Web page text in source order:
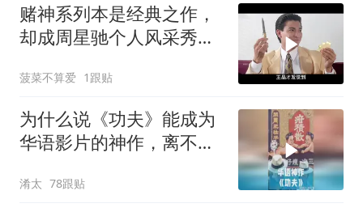
赌神系列本是经典之作，
却成周星驰个人风采秀，
菠菜不算爱 1跟贴
为什么说《功夫》能成为
华语影片的神作，离不开
淆太 78跟贴